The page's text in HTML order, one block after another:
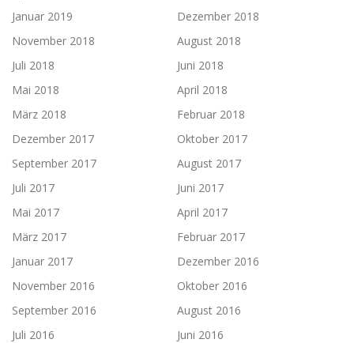
Januar 2019
Dezember 2018
November 2018
August 2018
Juli 2018
Juni 2018
Mai 2018
April 2018
März 2018
Februar 2018
Dezember 2017
Oktober 2017
September 2017
August 2017
Juli 2017
Juni 2017
Mai 2017
April 2017
März 2017
Februar 2017
Januar 2017
Dezember 2016
November 2016
Oktober 2016
September 2016
August 2016
Juli 2016
Juni 2016